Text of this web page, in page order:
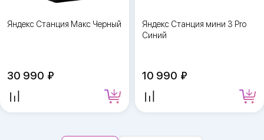
Яндекс Станция Макс Черный
30 990
Яндекс Станция мини 3 Pro
Синий
10 990